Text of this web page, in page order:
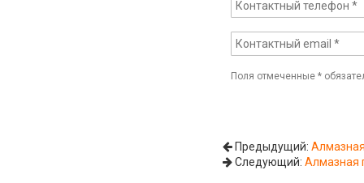
Поля отмеченные*
Предыдущий:
Следующий:Алмазная